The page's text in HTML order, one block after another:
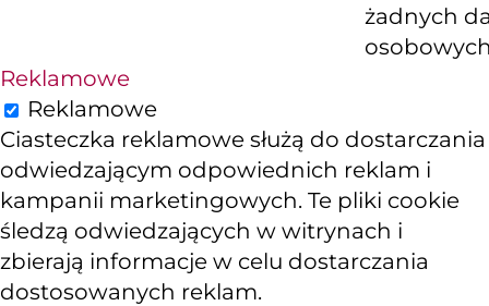
żadnych
Reklamowe
Reklamowe
Ciasteczka reklamowe służą do dostarczania
odwiedzającym odpowiednich reklam i
kampanii marketingowych. Te pliki cookie
śledzą odwiedzających w witrynach i
zbierają informacje w celu dostarczania
dostosowanych reklam.